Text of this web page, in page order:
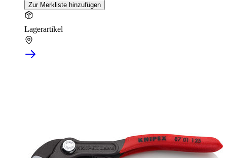
Zur Merkliste hinzufügen
Lagerartikel